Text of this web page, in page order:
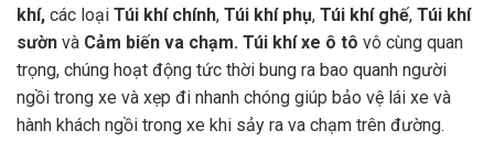
khí, các loại Túi khí chính, Túi khí phụ, Túi khí ghế, Túi khí
sườn và Cảm biến va chạm. Túi khí xe ô tô vô cùng quan
trọng, chúng hoạt động tức thời bung ra bao quanh người
ngồi trong xe và xẹp đi nhanh chóng giúp bảo vệ lái xe và
hành khách ngồi trong xe khi sảy ra va chạm trên đường.